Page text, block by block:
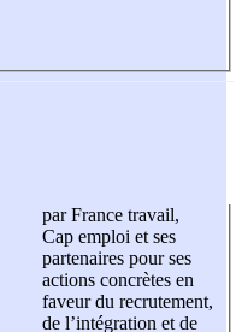
par France travail,
Cap emploi et ses
partenaires pour ses
actions concrètes en
faveur du recrutement,
de l’intégration et de